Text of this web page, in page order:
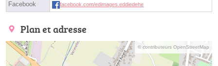
Facebook facebook.com/edimages.eddiedehe
Plan et adresse
© contributeurs OpenStreetMap